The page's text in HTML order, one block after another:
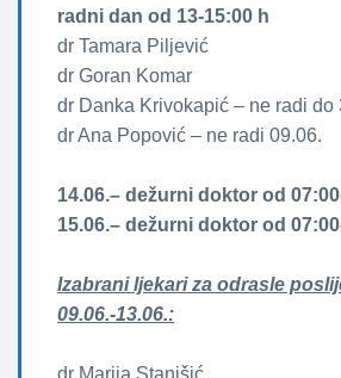
radni dan od 13-15:00 h
dr Tamara Piljević
dr Goran Komar
dr Danka Krivokapić – ne radi do
dr Ana Popović – ne radi 09.06.
14.06.– dežurni doktor od
15.06.– dežurni doktor od
Izabrani ljekari za odrasle
09.06.-13.06.:
dr Marija Stanišić